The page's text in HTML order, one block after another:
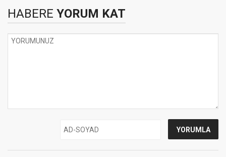
HABERE YORUM KAT